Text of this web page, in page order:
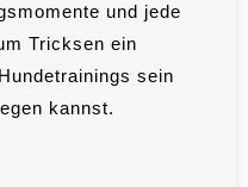
und jede
Tricksen ein
sein
kannst.